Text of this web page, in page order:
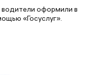
водители оформили в
«Госуслуг».